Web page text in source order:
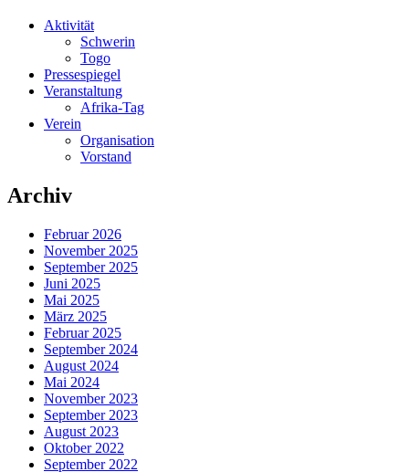
Aktivität
Schwerin
Togo
Pressespiegel
Veranstaltung
Afrika-Tag
Verein
Organisation
Vorstand
Archiv
Februar 2026
November 2025
September 2025
Juni 2025
Mai 2025
März 2025
Februar 2025
September 2024
August 2024
Mai 2024
November 2023
September 2023
August 2023
Oktober 2022
September 2022